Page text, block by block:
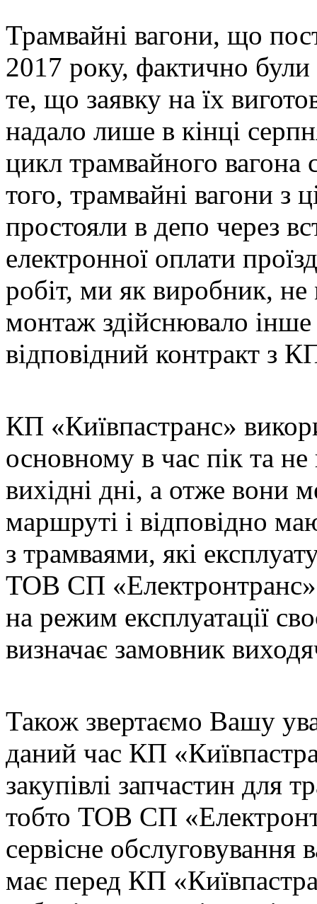
Трамвайні вагони, що
2017 року, фактично були
те, що заявку на їх
надало лише в кінці
цикл трамвайного вагона
того, трамвайні вагони з
простояли в депо через
електронної оплати
робіт, ми як виробник, не
монтаж здійснювало
відповідний контракт з
КП «Київпастранс»
основному в час пік та
вихідні дні, а отже вони
маршруті і відповідно
з трамваями, які
ТОВ СП
на режим експлуатації
визначає замовник
Також звертаємо Вашу
даний час КП
закупівлі запчастин для
тобто ТОВ СП
сервісне обслуговування
має перед КП